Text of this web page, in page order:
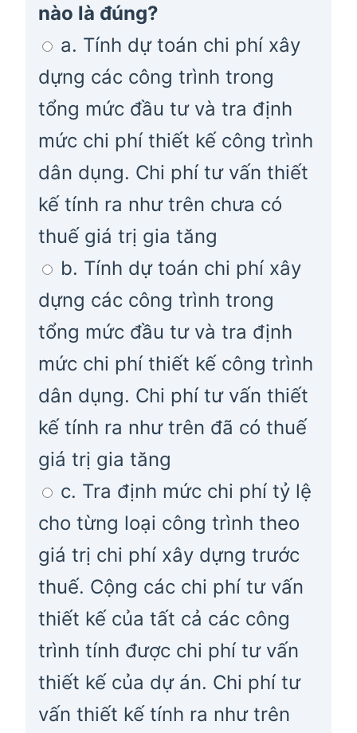
nào là đúng?
a. Tính dự toán chi phí xây
dựng các công trình trong
tổng mức đầu tư và tra định
mức chi phí thiết kế công trình
dân dụng. Chi phí tư vấn thiết
kế tính ra như trên chưa có
thuế giá trị gia tăng
b. Tính dự toán chi phí xây
dựng các công trình trong
tổng mức đầu tư và tra định
mức chi phí thiết kế công trình
dân dụng. Chi phí tư vấn thiết
kế tính ra như trên đã có thuế
giá trị gia tăng
c. Tra định mức chi phí tỷ lệ
cho từng loại công trình theo
giá trị chi phí xây dựng trước
thuế. Cộng các chi phí tư vấn
thiết kế của tất cả các công
trình tính được chi phí tư vấn
thiết kế của dự án. Chi phí tư
vấn thiết kế tính ra như trên